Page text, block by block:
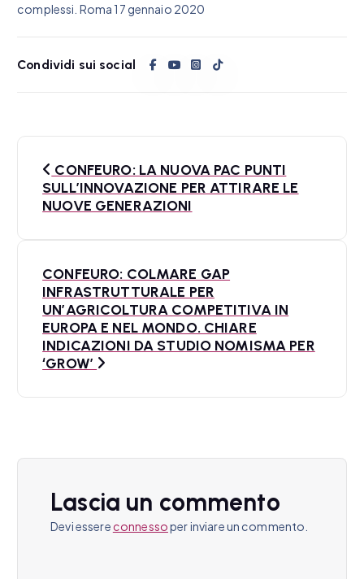
complessi. Roma 17 gennaio 2020
Condividi sui social
CONFEURO: LA NUOVA PAC PUNTI
SULL’INNOVAZIONE PER ATTIRARE LE
NUOVE GENERAZIONI
CONFEURO: COLMARE GAP
INFRASTRUTTURALE PER
UN’AGRICOLTURA COMPETITIVA IN
EUROPA E NEL MONDO. CHIARE
INDICAZIONI DA STUDIO NOMISMA PER
‘GROW’
Lascia un commento
Devi essereconnessoper inviare un commento.